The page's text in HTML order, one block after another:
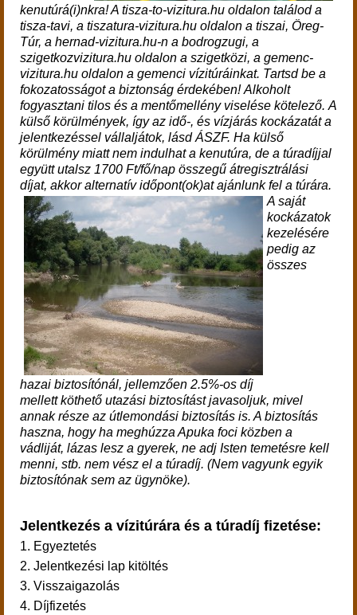
kenutúrá(i)nkra! A tisza-to-vizitura.hu oldalon találod a
tisza-tavi, a tiszatura-vizitura.hu oldalon a tiszai, Öreg-
Túr, a hernad-vizitura.hu-n a bodrogzugi, a
szigetkozvizitura.hu oldalon a szigetközi, a gemenc-
vizitura.hu oldalon a gemenci vízitúráinkat. Tartsd be a
fokozatosságot a biztonság érdekében!Alkoholt
fogyasztani tilos és a mentőmellény viselése kötelező. A
külső körülmények, így az idő-, és vízjárás kockázatát a
jelentkezéssel vállaljátok, lásd ÁSZF. Ha külső
körülmény miatt nem indulhat a kenutúra, de a túradíjjal
együtt utalsz 1700 Ft/fő/nap összegű átregisztrálási
díjat, akkor alternatív időpont(ok)at ajánlunk fel a túrára.
A saját
kockázatok
kezelésére
pedig az
összes
hazai biztosítónál, jellemzően 2.5%-os díj
mellett köthető utazási biztosítást javasoljuk, mivel
annak része az útlemondási biztosítás is. A biztosítás
haszna, hogy ha meghúzza Apuka foci közben a
vádliját, lázas lesz a gyerek, ne adj Isten temetésre kell
menni, stb. nem vész el a túradíj. (Nem vagyunk egyik
biztosítónak sem az ügynöke).
Jelentkezés a vízitúrára és a túradíj fizetése:
1. Egyeztetés
2. Jelentkezési lap kitöltés
3. Visszaigazolás
4. Díjfizetés